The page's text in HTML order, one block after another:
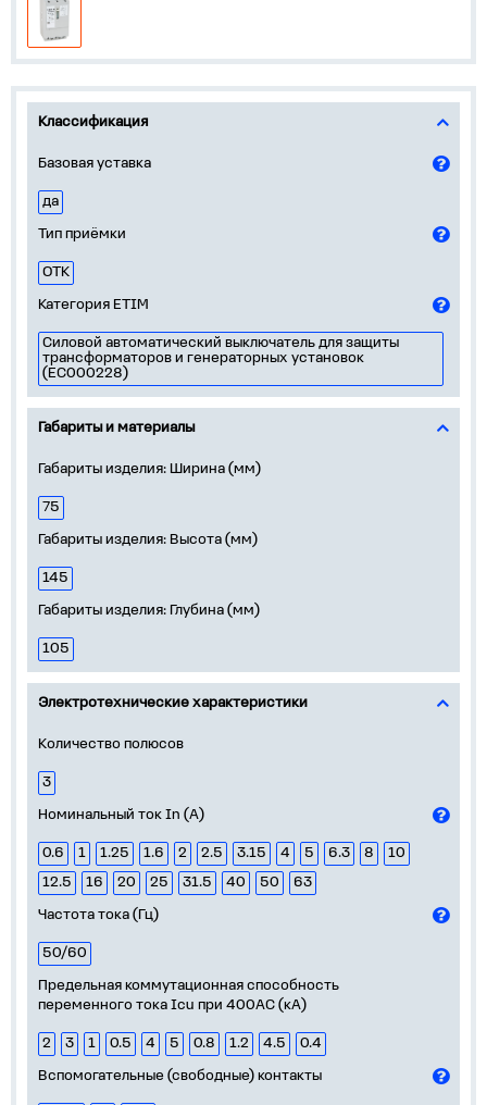
Классификация
Базовая уставка
да
Тип приёмки
ОТК
Категория ETIM
Силовой автоматический выключатель для защиты
трансформаторов и генераторных установок
(EC000228)
Габариты и материалы
Габариты изделия: Ширина (мм)
75
Габариты изделия: Высота (мм)
145
Габариты изделия: Глубина (мм)
105
Электротехнические характеристики
Количество полюсов
3
Номинальный ток In (А)
0.6 1 1.25 1.6 2 2.5 3.15 4 5 6.3 8
10
12.5
16 20 25 31.5 40 50
63
Частота тока (Гц)
50/60
Предельная коммутационная способность
переменного тока Icu при 400АС (кА)
2 3 1 0.5 4 5 0.8 1.2 4.5
0.4
Вспомогательные (свободные) контакты